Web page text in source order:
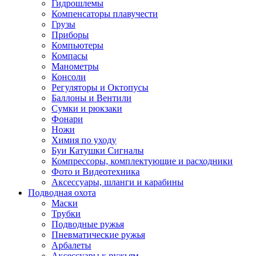
Гидрошлемы
Компенсаторы плавучести
Грузы
Приборы
Компьютеры
Компасы
Манометры
Консоли
Регуляторы и Октопусы
Баллоны и Вентили
Сумки и рюкзаки
Фонари
Ножи
Химия по уходу
Буи Катушки Сигналы
Компрессоры, комплектующие и расходники
Фото и Видеотехника
Аксессуары, шланги и карабины
Подводная охота
Маски
Трубки
Подводные ружья
Пневматические ружья
Арбалеты